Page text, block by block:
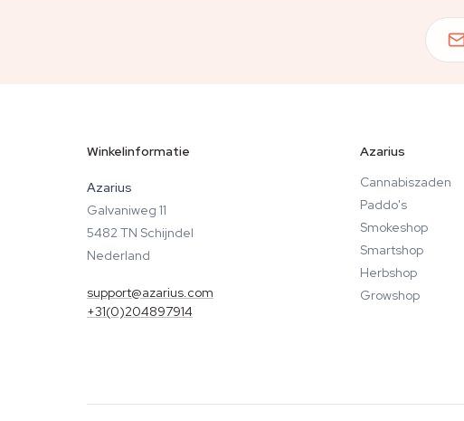
Winkelinformatie
Azarius
Galvaniweg 11
5482 TN Schijndel
Nederland
support@azarius.com
+31(0)204897914
Azarius
Cannabiszaden
Paddo's
Smokeshop
Smartshop
Herbshop
Growshop